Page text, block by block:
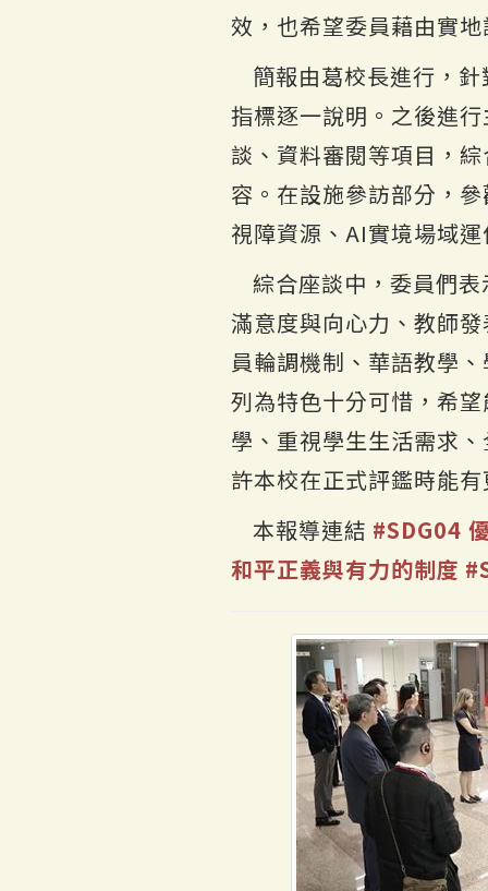
效，也希望委員藉由實
簡報由葛校長進行，
指標逐一說明。之後進
談、資料審閱等項目，
容。在設施參訪部分，
視障資源、AI實境場域
綜合座談中，委員們
滿意度與向心力、教師
員輪調機制、華語教學
列為特色十分可惜，希
學、重視學生生活需求
許本校在正式評鑑時能
本報導連結 #SDG04
和平正義與有力的制度